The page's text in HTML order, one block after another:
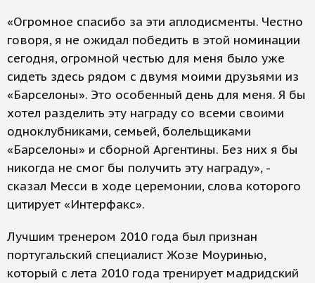
«Огромное спасибо за эти аплодисменты. Честно
говоря, я не ожидал победить в этой номинации
сегодня, огромной честью для меня было уже
сидеть здесь рядом с двумя моими друзьями из
«Барселоны». Это особенный день для меня. Я бы
хотел разделить эту награду со всеми своими
одноклубниками, семьей, болельщиками
«Барселоны» и сборной Аргентины. Без них я бы
никогда не смог бы получить эту награду», -
сказал Месси в ходе церемонии, слова которого
цитирует «Интерфакс».
Лучшим тренером 2010 года был признан
португальский специалист Жозе Моуринью,
который с лета 2010 года тренирует мадридский